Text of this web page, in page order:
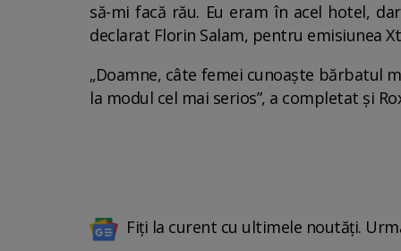
să-mi facă rău. Eu eram în acel hotel,
declarat Florin Salam, pentru emisiunea
„Doamne, câte femei cunoaște bărbatul
la modul cel mai serios”, a completat și
Fiți la curent cu ultimele noutăți.